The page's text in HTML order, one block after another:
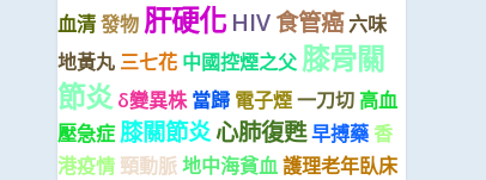
血清發物 肝硬化 HIV食管癌 六味
地黃丸 三七花 中國控煙之父 膝骨關
節炎 δ變異株 當歸 電子煙一刀切 高血
壓急症 膝關節炎心肺復甦早搏藥香
港疫情 頸動脈地中海貧血護理老年臥床